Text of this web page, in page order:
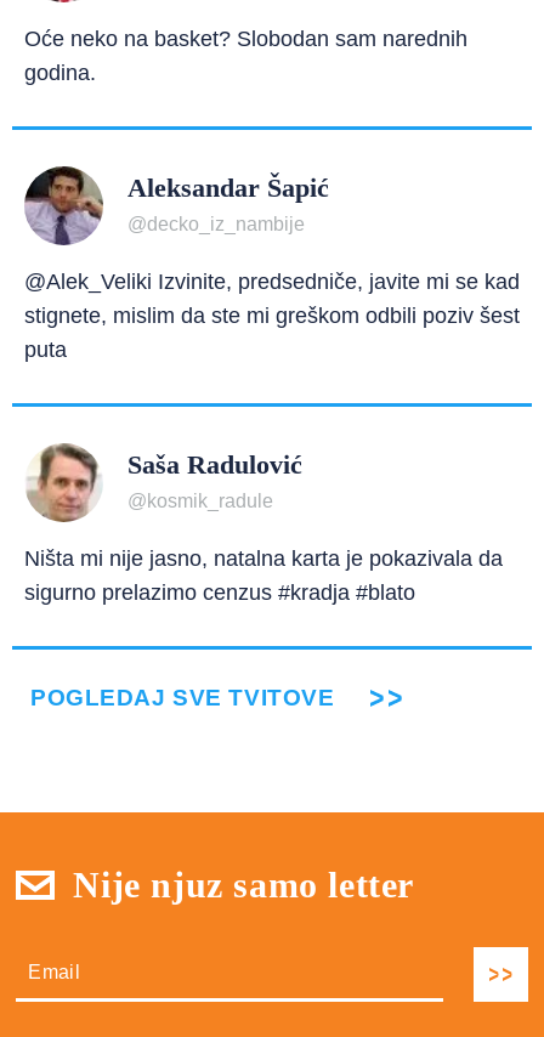
Oće neko na basket? Slobodan sam narednih
godina.
Aleksandar Šapić
@decko_iz_nambije
@Alek_Veliki Izvinite, predsedniče, javite mi se kad
stignete, mislim da ste mi greškom odbili poziv šest
puta
Saša Radulović
@kosmik_radule
Ništa mi nije jasno, natalna karta je pokazivala da
sigurno prelazimo cenzus #kradja #blato
POGLEDAJ SVE TVITOVE
Nije njuz samo letter